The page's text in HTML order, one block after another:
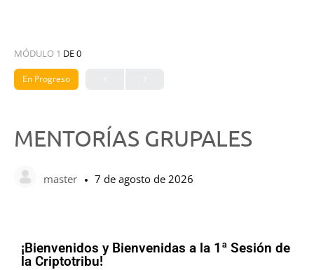
MÓDULO 1 DE 0
En Progreso
MENTORÍAS GRUPALES
master 7 de agosto de 2026
¡Bienvenidos y Bienvenidas a la 1ª Sesión de
la Criptotribu!